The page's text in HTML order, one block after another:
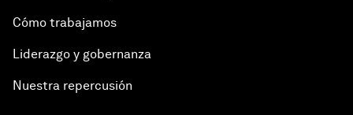
Cómo trabajamos
Liderazgo y gobernanza
Nuestra repercusión